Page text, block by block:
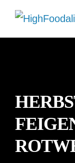
Zum
Inhalt